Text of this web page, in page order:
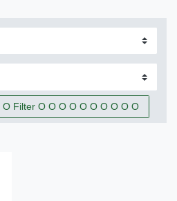
O Filter O O O O O O O O O O